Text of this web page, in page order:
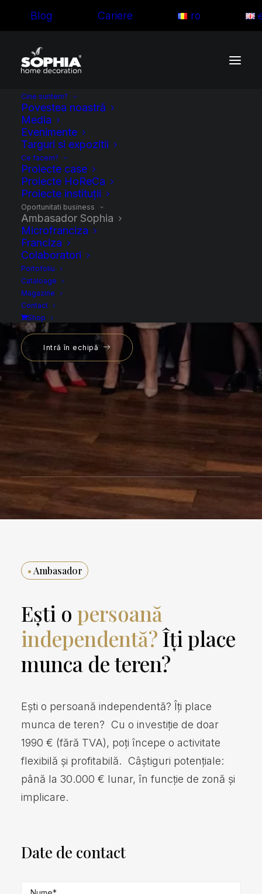
Blog Cariere ro
Cine suntem?
Povestea noastră
Media
Evenimente
Targuri si expozitii
Ce facem?
Proiecte case
Proiecte HoReCa
Proiecte instituții
Oportunitati business
Ambasador Sophia
Microfranciza
Franciza
Colaboratori
Portofoliu
Cataloage
Magazine
Contact
Shop
Devino Brand
Ambasador Sophia!
Intră în echipă
• Ambasador
Ești o persoană
independentă?Îți place
munca de teren?
Ești o persoană independentă? Îți place
munca de teren? Cu o investiție de doar
1990 € (fără TVA), poți începe o activitate
flexibilă și profitabilă. Câștiguri potențiale:
până la 30.000 € lunar, în funcție de zonă și
implicare.
Date de contact